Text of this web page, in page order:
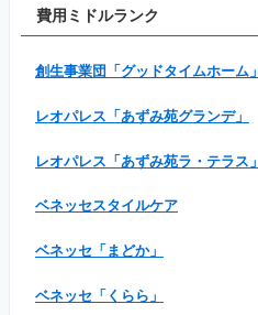
費用ミドルランク
創生事業団「グッドタイムホーム」
レオパレス「あずみ苑グランデ」
レオパレス「あずみ苑ラ・テラス」
ベネッセスタイルケア
ベネッセ「まどか」
ベネッセ「くらら」